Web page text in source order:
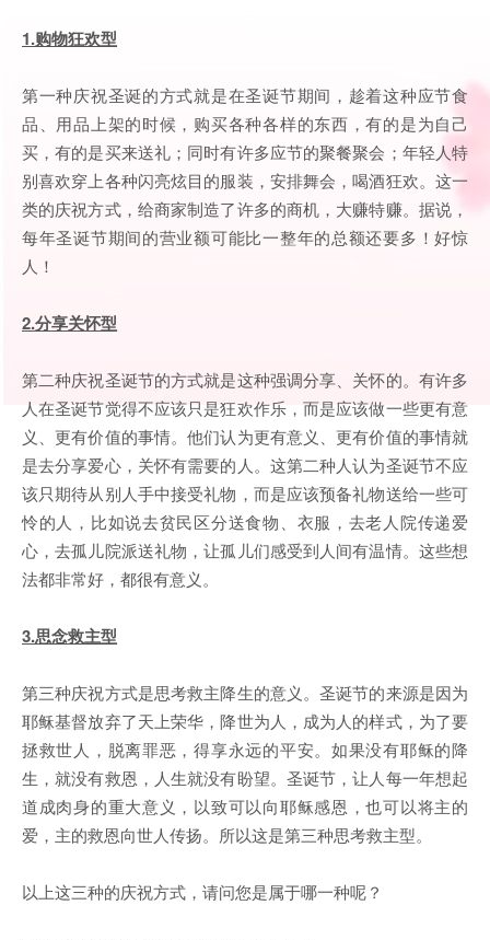
1.购物狂欢型
第一种庆祝圣诞的方式就是在圣诞节期间，趁着这种应节食
品、用品上架的时候，购买各种各样的东西，有的是为自己
买，有的是买来送礼；同时有许多应节的聚餐聚会；年轻人特
别喜欢穿上各种闪亮炫目的服装，安排舞会，喝酒狂欢。这一
类的庆祝方式，给商家制造了许多的商机，大赚特赚。据说，
每年圣诞节期间的营业额可能比一整年的总额还要多！好惊
人！
2.分享关怀型
第二种庆祝圣诞节的方式就是这种强调分享、关怀的。有许多
人在圣诞节觉得不应该只是狂欢作乐，而是应该做一些更有意
义、更有价值的事情。他们认为更有意义、更有价值的事情就
是去分享爱心，关怀有需要的人。这第二种人认为圣诞节不应
该只期待从别人手中接受礼物，而是应该预备礼物送给一些可
怜的人，比如说去贫民区分送食物、衣服，去老人院传递爱
心，去孤儿院派送礼物，让孤儿们感受到人间有温情。这些想
法都非常好，都很有意义。
3.思念救主型
第三种庆祝方式是思考救主降生的意义。圣诞节的来源是因为
耶稣基督放弃了天上荣华，降世为人，成为人的样式，为了要
拯救世人，脱离罪恶，得享永远的平安。如果没有耶稣的降
生，就没有救恩，人生就没有盼望。圣诞节，让人每一年想起
道成肉身的重大意义，以致可以向耶稣感恩，也可以将主的
爱，主的救恩向世人传扬。所以这是第三种思考救主型。
以上这三种的庆祝方式，请问您是属于哪一种呢？